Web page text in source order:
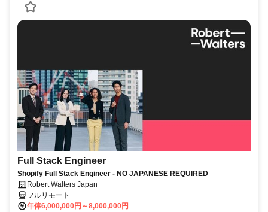
Full Stack Engineer
Shopify Full Stack Engineer - NO JAPANESE REQUIRED
Robert Walters Japan
フルリモート
年俸6,000,000円～8,000,000円